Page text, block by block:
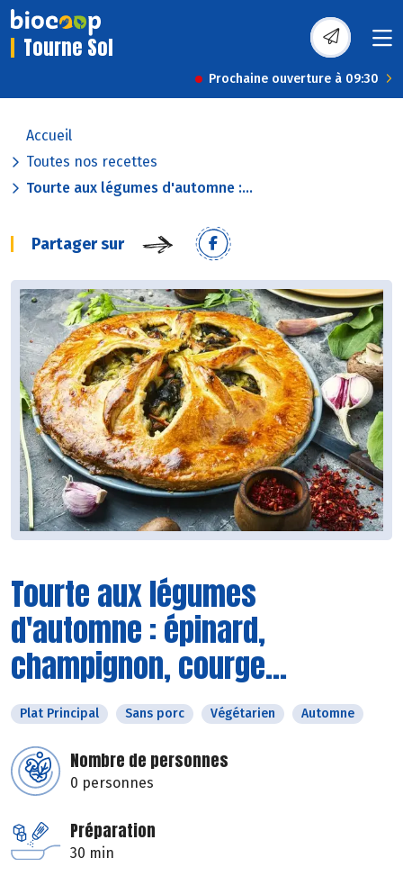
Tourne Sol
Prochaine ouverture à 09:30
Accueil
Toutes nos recettes
Tourte aux légumes d'automne :...
Partager sur
Tourte aux légumes
d'automne : épinard,
champignon, courge...
Plat Principal Sans porc Végétarien Automne
Nombre de personnes
0 personnes
Préparation
30 min